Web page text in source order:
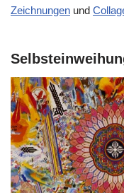
Zeichnungen und